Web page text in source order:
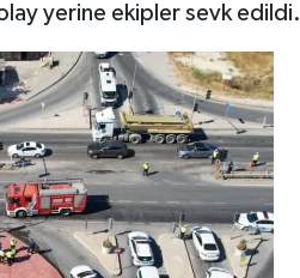
yerine ekipler sevk edildi.